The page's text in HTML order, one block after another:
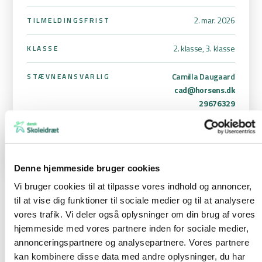
Denne hjemmeside bruger cookies
Vi bruger cookies til at tilpasse vores indhold og annoncer,
til at vise dig funktioner til sociale medier og til at analysere
vores trafik. Vi deler også oplysninger om din brug af vores
hjemmeside med vores partnere inden for sociale medier,
annonceringspartnere og analysepartnere. Vores partnere
kan kombinere disse data med andre oplysninger, du har
TILMELDINGSFRIST 2. mar. 2026
KLASSE 2. klasse, 3. klasse
STÆVNEANSVARLIG
Camilla Daugaard
cad@horsens.dk
29676329
Cirkusskolen
Cirkusskolens rammefortælling er, at eleverne er kommet i
cirkusskolen og er cirkusartister. De skal eksperimentere med at